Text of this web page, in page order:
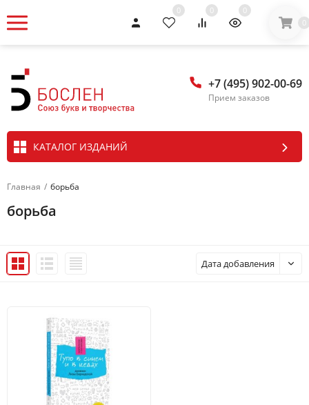
0 0
0
0
+7 (495) 902-00-69
Прием заказов
КАТАЛОГ ИЗДАНИЙ
Главная / борьба
борьба
Дата добавления